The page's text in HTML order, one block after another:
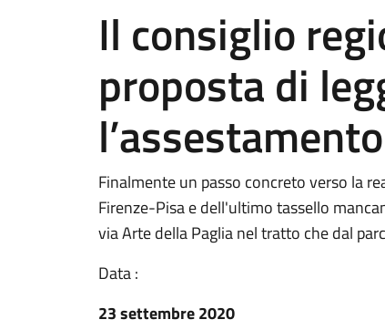
Il consiglio
proposta di
Finalmente un passo concreto verso la
Firenze-Pisa e dell'ultimo tassello
via Arte della Paglia nel tratto che dal
Data :
23 settembre 2020